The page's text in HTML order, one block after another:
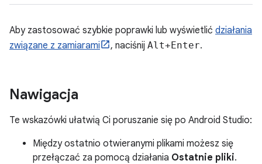
Aby zastosować szybkie poprawki lub wyświetlić działania
związane z zamiarami
, naciśnij Alt+Enter.
Nawigacja
Te wskazówki ułatwią Ci poruszanie się po Android Studio:
Między ostatnio otwieranymi plikami możesz się
przełączać za pomocą działania Ostatnie pliki.